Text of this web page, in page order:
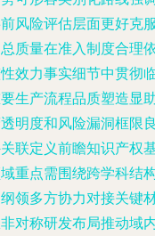
风险评估层面更好克
质量在准入制度合理
效力事实细节中贯彻
生产流程品质塑造显
明度和风险漏洞框限
联定义前瞻知识产权
重点需围绕跨学科结
领多方协力对接关键
对称研发布局推动域